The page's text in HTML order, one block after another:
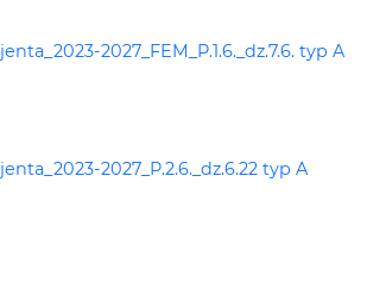
2027_FEM_P.1.6._dz.7.6. typ A
2027_P.2.6._dz.6.22 typ A